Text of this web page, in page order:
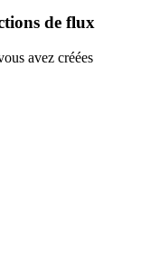
de flux
avez créées